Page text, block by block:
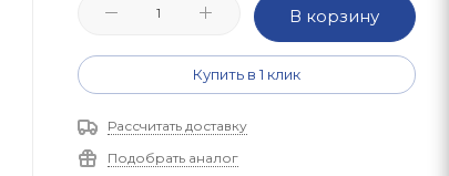
В корзину
Купить в 1 клик
Рассчитать доставку
Подобрать аналог